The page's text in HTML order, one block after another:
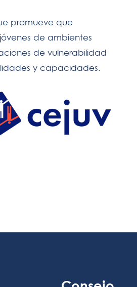
promueve que
de ambientes
de vulnerabilidad
y capacidades.